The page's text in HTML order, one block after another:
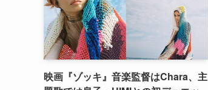
映画『ゾッキ』音楽監督はChara、主